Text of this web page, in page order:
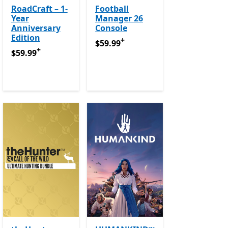
ውስጥ ግብዣ ቀርቧል
RoadCraft – 1-
Year
Anniversary
Edition
$59.99የመተግበሪያ ግብይቶች ውስጥ ግብዣ ቀርቧል
$59.99+
Football
Manager 26
Console
$59.99የመተግበሪያ ግብይቶች ውስጥ
$59.99+